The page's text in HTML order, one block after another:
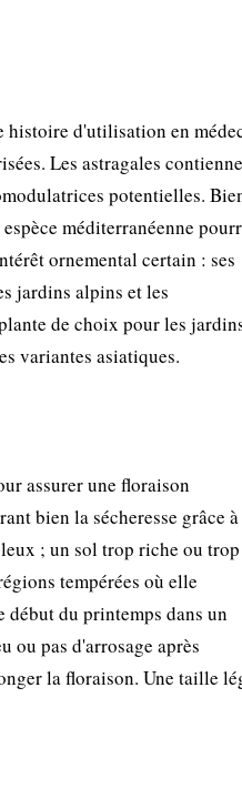
histoire d'utilisation en
Les astragales
potentielles.
méditerranéenne
ornemental certain : ses
jardins alpins et les
de choix pour les
variantes asiatiques.
assurer une floraison
bien la sécheresse grâce à
; un sol trop riche ou trop
tempérées où elle
du printemps dans un
ou pas d'arrosage après
la floraison. Une taille